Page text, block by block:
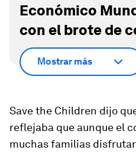
Económico
con el brote de
Mostrar más
Save the Children dijo
reflejaba que aunque el
muchas familias